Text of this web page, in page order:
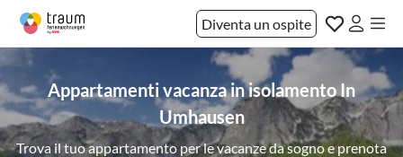
Diventa un ospite
Appartamenti vacanza in isolamento In
Umhausen
Trova il tuo appartamento per le vacanze da sogno e prenota